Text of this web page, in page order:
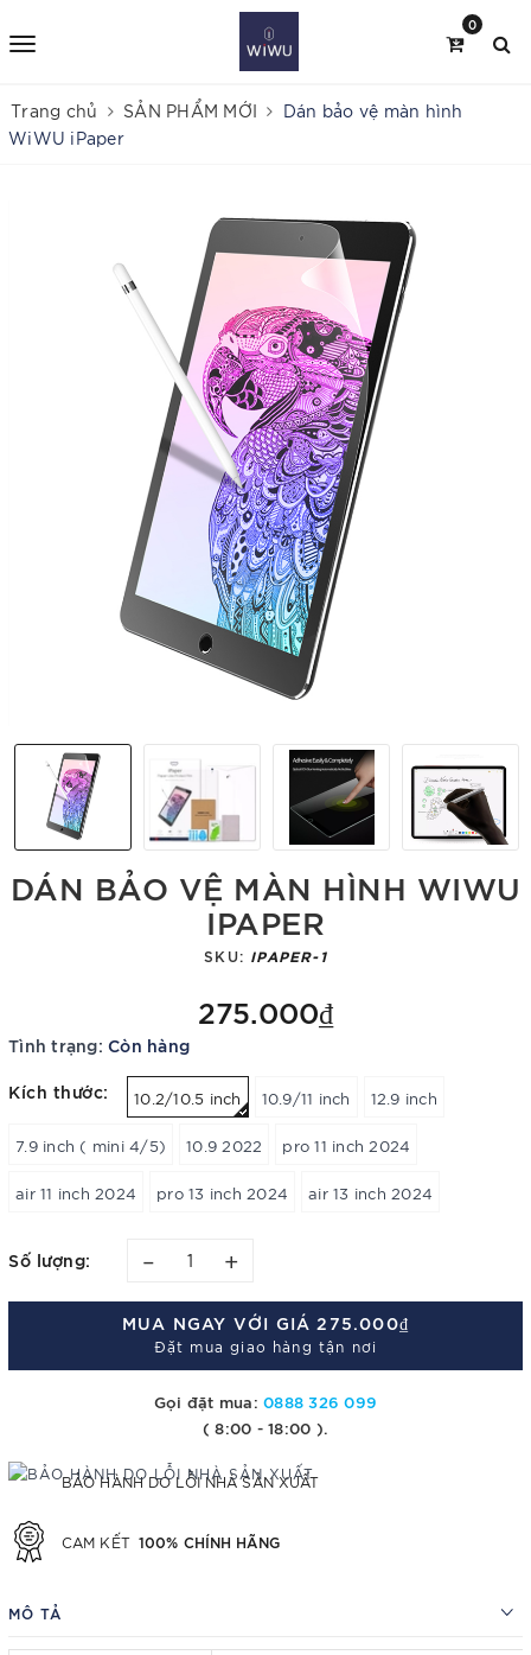
0
Trang chủ SẢN PHẨM MỚI
Dán bảo vệ màn hình
WiWU iPaper
DÁN BẢO VỆ MÀN HÌNH WIWU
IPAPER
SKU: IPAPER-1
275.000₫
Tình trạng: Còn hàng
Kích thước: 10.2/10.5 inch 10.9/11 inch 12.9 inch
7.9 inch ( mini 4/5) 10.9 2022 pro 11 inch 2024
air 11 inch 2024 pro 13 inch 2024 air 13 inch 2024
Số lượng: – +
MUA NGAY VỚI GIÁ275.000₫
Đặt mua giao hàng tận nơi
Gọi đặt mua:0888 326 099
( 8:00 - 18:00 ).
BẢO HÀNH DO LỖI NHÀ SẢN XUẤT
CAM KẾT 100% CHÍNH HÃNG
MÔ TẢ